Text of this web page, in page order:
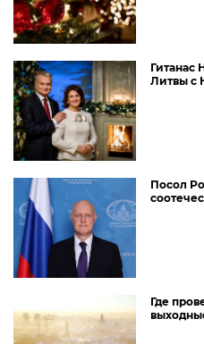
Гитанас
Литвы с
Посол
Где